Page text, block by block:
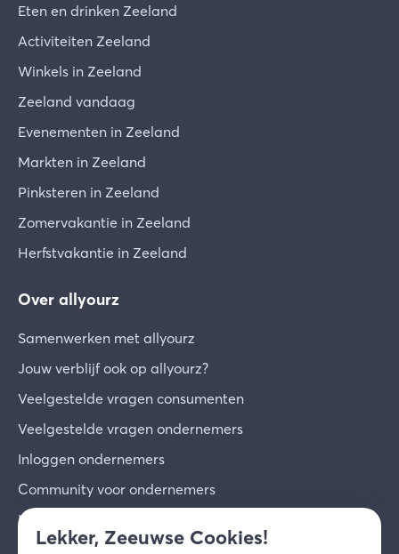
Eten en drinken Zeeland
Activiteiten Zeeland
Winkels in Zeeland
Zeeland vandaag
Evenementen in Zeeland
Markten in Zeeland
Pinksteren in Zeeland
Zomervakantie in Zeeland
Herfstvakantie in Zeeland
Over allyourz
Samenwerken met allyourz
Jouw verblijf ook op allyourz?
Veelgestelde vragen consumenten
Veelgestelde vragen ondernemers
Inloggen ondernemers
Community voor ondernemers
Inschrijven voor de nieuwsbrief
Over ons
Lekker, Zeeuwse Cookies!